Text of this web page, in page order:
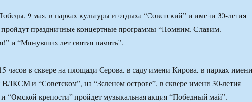
9 мая, в парках культуры и отдыха “Советский” и имени 30-летия
праздничные концертные программы “Помним. Славим.
и “Минувших лет святая память”.
часов в сквере на площади Серова, в саду имени Кирова, в парках имени
ВЛКСМ и “Советском”, на “Зеленом острове”, в сквере имени 30-летия
крепости” пройдет музыкальная акция “Победный май”.